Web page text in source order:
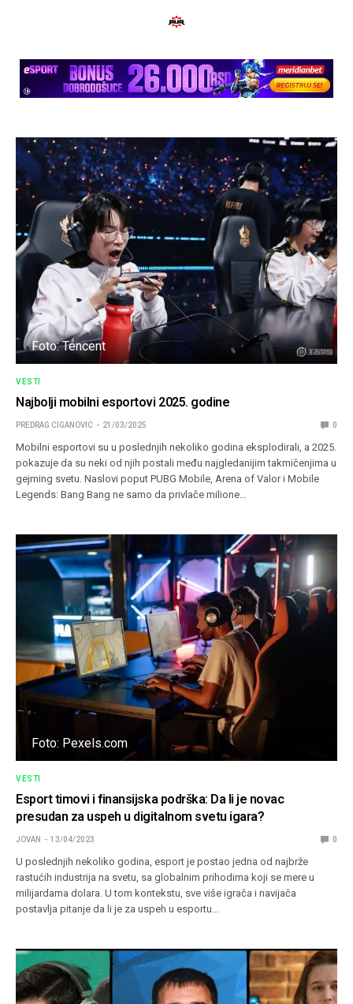
Foto: Tencent
VESTI
Najbolji mobilni esportovi 2025. godine
PREDRAG CIGANOVIC 21/03/2025 0
Mobilni esportovi su u poslednjih nekoliko godina eksplodirali, a 2025.
pokazuje da su neki od njih postali među najgledanijim takmičenjima u
gejming svetu. Naslovi poput PUBG Mobile, Arena of Valor i Mobile
Legends: Bang Bang ne samo da privlače milione…
Foto: Pexels.com
VESTI
Esport timovi i finansijska podrška: Da li je novac
presudan za uspeh u digitalnom svetu igara?
JOVAN 13/04/2023 0
U poslednjih nekoliko godina, esport je postao jedna od najbrže
rastućih industrija na svetu, sa globalnim prihodima koji se mere u
milijardama dolara. U tom kontekstu, sve više igrača i navijača
postavlja pitanje da li je za uspeh u esportu…